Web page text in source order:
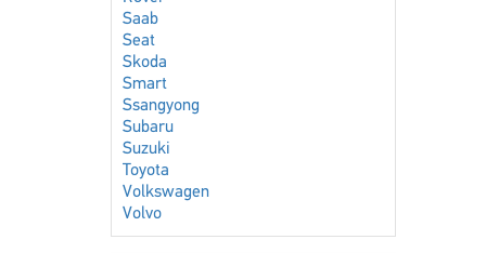
Saab
Seat
Skoda
Smart
Ssangyong
Subaru
Suzuki
Toyota
Volkswagen
Volvo